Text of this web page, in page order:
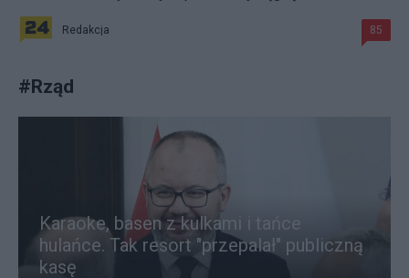
Redakcja 85
#Rząd
Karaoke, basen z kulkami i tańce
hulańce. Tak resort "przepalał" publiczną
kasę